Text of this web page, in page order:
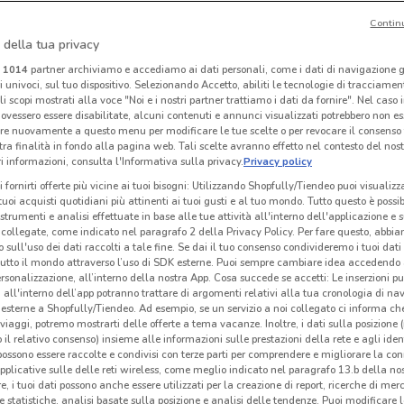
Spazio Conad
Scade il 30/09 5.9 km
Conad City
Scade il 30/09 4 km
Conad Superstore
Scade il 30/09 786 m
Spazio Conad
Scade il 30/09 5.9 km
della tua privacy
1014partner archiviamo e accediamo ai dati personali, come i dati di navigazione
sul tuo dispositivo. Selezionando Accetto, abiliti le tecnologie di
scopi mostrati alla voce "Noi e i nostri partner trattiamo i dati da fornire". Nel caso
essere disabilitate, alcuni contenuti e annunci visualizzati potrebbero non
nuovamente a questo menu per modificare le tue scelte o per revocare il
finalità in fondo alla pagina web. Tali scelte avranno effetto nel contesto del
informazioni, consulta l'Informativa sulla privacy.Privacy policy
fornirti offerte più vicine ai tuoi bisogni: Utilizzando Shopfully/Tiendeo puoi
acquisti quotidiani più attinenti ai tuoi gusti e al tuo mondo. Tutto questo è
e analisi effettuate in base alle tue attività all'interno dell'applicazione e
come indicato nel paragrafo 2 della Privacy Policy. Per fare questo,
sull'uso dei dati raccolti a tale fine. Se dai il tuo consenso condivideremo i tuoi dati
il mondo attraverso l’uso di SDK esterne. Puoi sempre cambiare idea accedendo
all’interno della nostra App. Cosa succede se accetti: Le inserzioni
all'interno dell’app potranno trattare di argomenti relativi alla tua cronologia di
a Shopfully/Tiendeo. Ad esempio, se un servizio a noi collegato ci informa
potremo mostrarti delle offerte a tema vacanze. Inoltre, i dati sulla posizione
il relativo consenso) insieme alle informazioni sulle prestazioni della rete e agli
essere raccolte e condivisi con terze parti per comprendere e migliorare la
sulle delle reti wireless, come meglio indicato nel paragrafo 13.b della
i tuoi dati possono anche essere utilizzati per la creazione di report, ricerche di
statistiche, analisi basate sulla posizione e analisi delle tendenze. Puoi modificare